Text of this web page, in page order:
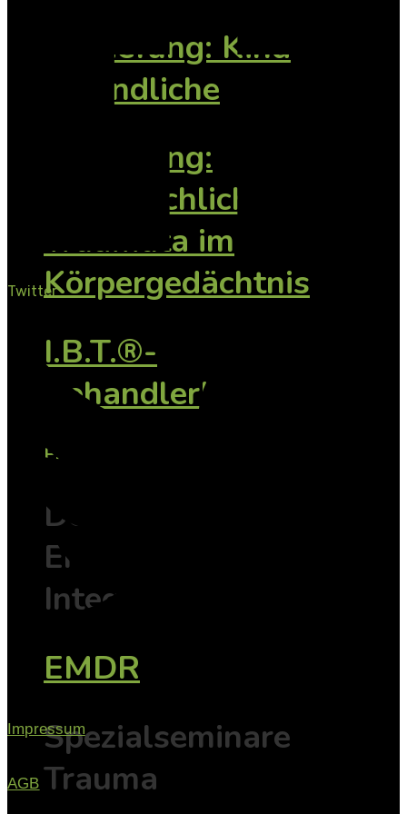
Vertiefung: Kind
Jugendliche
Vertiefung:
Vorsprachliche
Traumata im
Körpergedächtnis
I.B.T.®-
BehandlerInnen
EMDR
Der Weg vom
Erleben zur
Integration
EMDR
Spezialseminare
Trauma
Twitter
Impressum
AGB